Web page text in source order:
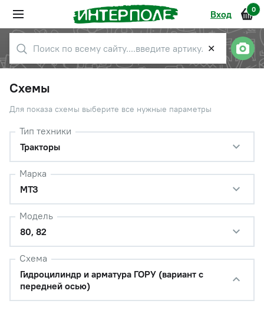
Вход 0
✕
Схемы
Для показа схемы выберите все нужные параметры
Тип техники
Тракторы
Марка
МТЗ
Модель
80, 82
Схема
Гидроцилиндр и арматура ГОРУ (вариант с
передней осью)